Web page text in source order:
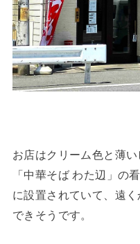
お店はクリーム色と薄
「中華そば わた辺」の
に設置されていて、遠
できそうです。